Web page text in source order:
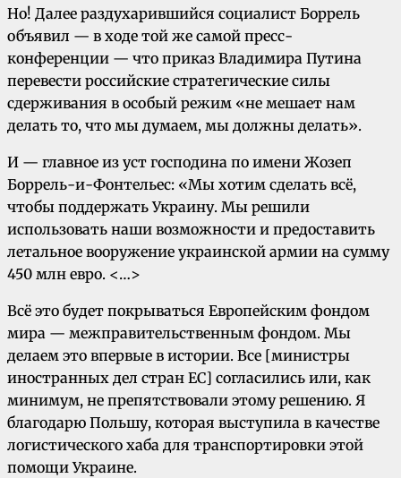
Но! Далее раздухарившийся социалист Боррель
объявил — в ходе той же самой пресс-
конференции — что приказ Владимира Путина
перевести российские стратегические силы
сдерживания в особый режим «не мешает нам
делать то, что мы думаем, мы должны делать».
И — главное из уст господина по имени Жозеп
Боррель-и-Фонтельес: «Мы хотим сделать всё,
чтобы поддержать Украину. Мы решили
использовать наши возможности и предоставить
летальное вооружение украинской армии на сумму
450 млн евро. <…>
Всё это будет покрываться Европейским фондом
мира — межправительственным фондом. Мы
делаем это впервые в истории. Все [министры
иностранных дел стран ЕС] согласились или, как
минимум, не препятствовали этому решению. Я
благодарю Польшу, которая выступила в качестве
логистического хаба для транспортировки этой
помощи Украине.